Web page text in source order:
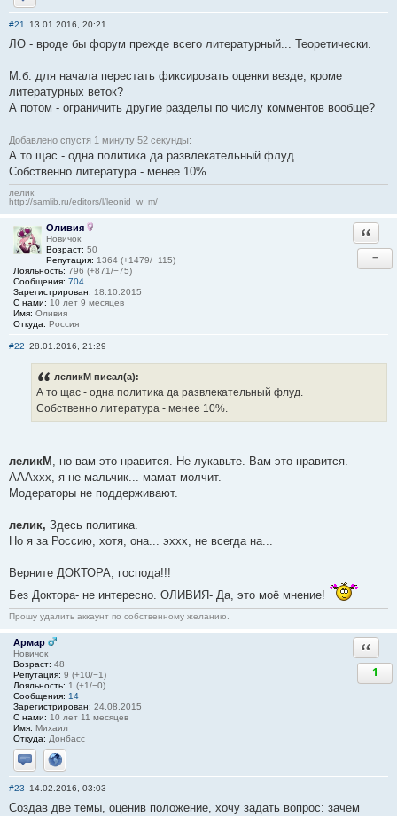
Отправить личное сообщение
#21 13.01.2016, 20:21
ЛО - вроде бы форум прежде всего литературный... Теоретически.
М.б. для начала перестать фиксировать оценки везде, кроме
литературных веток?
А потом - ограничить другие разделы по числу комментов вообще?
Добавлено спустя 1 минуту 52 секунды:
А то щас - одна политика да развлекательный флуд.
Собственно литература - менее 10%.
лелик
http://samlib.ru/editors/l/leonid_w_m/
Оливия
Новичок
Возраст: 50
Репутация: 1364 (+1479/−115)
Лояльность: 796 (+871/−75)
Сообщения: 704
Зарегистрирован: 18.10.2015
С нами: 10 лет 9 месяцев
Имя: Оливия
Откуда: Россия
−
#22 28.01.2016, 21:29
леликМ писал(а):
А то щас - одна политика да развлекательный флуд.
Собственно литература - менее 10%.
леликМ , но вам это нравится. Не лукавьте. Вам это нравится.
АААххх, я не мальчик... мамат молчит.
Модераторы не поддерживают.
лелик, Здесь политика.
Но я за Россию, хотя, она... эххх, не всегда на...
Верните ДОКТОРА, господа!!!
Без Доктора- не интересно. ОЛИВИЯ- Да, это моё мнение!
Прошу удалить аккаунт по собственному желанию.
Армар
Новичок
Возраст: 48
Репутация: 9 (+10/−1)
Лояльность: 1 (+1/−0)
Сообщения: 14
Зарегистрирован: 24.08.2015
С нами: 10 лет 11 месяцев
Имя: Михаил
Откуда: Донбасс
Отправить личное сообщение
Сайт
1
#23 14.02.2016, 03:03
Создав две темы, оценив положение, хочу задать вопрос: зачем